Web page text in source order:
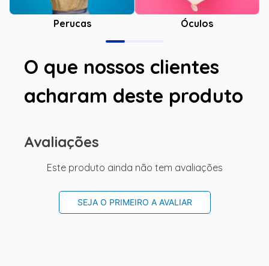
Perucas Óculos
O que nossos clientes
acharam deste produto
Avaliações
Este produto ainda não tem avaliações
SEJA O PRIMEIRO A AVALIAR